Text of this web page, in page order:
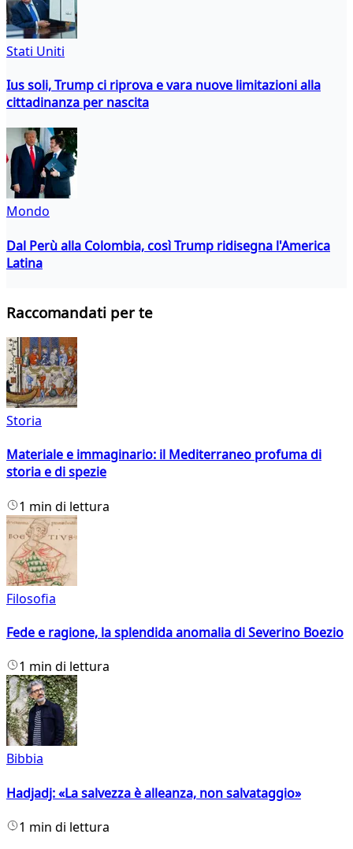
Stati Uniti
Ius soli, Trump ci riprova e vara nuove limitazioni alla
cittadinanza per nascita
Mondo
Dal Perù alla Colombia, così Trump ridisegna l'America
Latina
Raccomandati per te
Storia
Materiale e immaginario: il Mediterraneo profuma di
storia e di spezie
1 min di lettura
Filosofia
Fede e ragione, la splendida anomalia di Severino Boezio
1 min di lettura
Bibbia
Hadjadj: «La salvezza è alleanza, non salvataggio»
1 min di lettura